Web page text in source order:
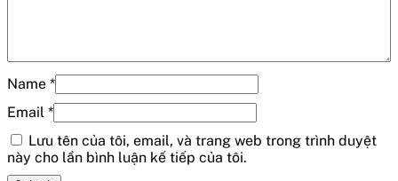
Name *
Email *
Lưu tên của tôi, email, và trang web trong trình duyệt
này cho lần bình luận kế tiếp của tôi.